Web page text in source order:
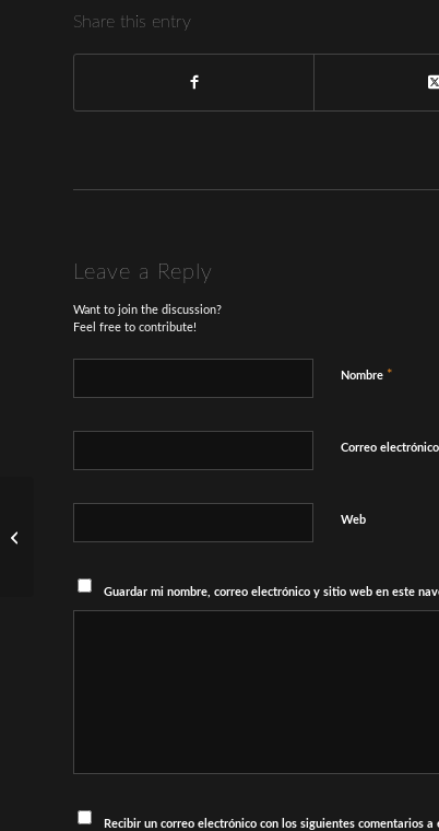
Share this entry
Leave a Reply
Want to join the discussion?
Feel free to contribute!
Nombre *
Correo electrónico
Web
Guardar mi nombre, correo electrónico y sitio web en este
Recibir un correo electrónico con los siguientes comentarios a
Ver: NMIXX obtiene su